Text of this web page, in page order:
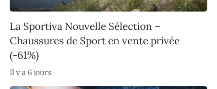
La Sportiva Nouvelle Sélection –
Chaussures de Sport en vente privée
(-61%)
Il y a 6 jours